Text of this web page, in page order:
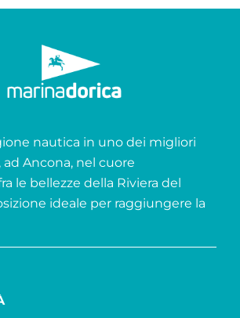
nautica in uno dei migliori
ad Ancona, nel cuore
le bellezze della Riviera del
ideale per raggiungere la